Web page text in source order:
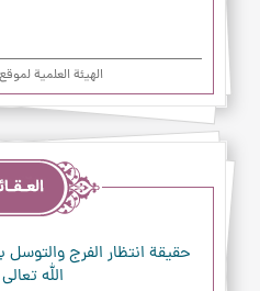
الهیئة العلمیة
حقيقة انتظار الفرج
الله